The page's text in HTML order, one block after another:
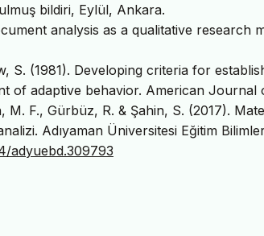
bildiri, Eylül, Ankara.
analysis as a qualitative research
S. (1981). Developing criteria for
of adaptive behavior. American Journal
M. F., Gürbüz, R. & Şahin, S. (2017).
Adıyaman Üniversitesi Eğitim
adyuebd.309793